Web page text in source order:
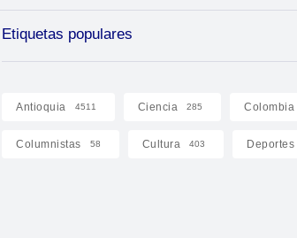
Etiquetas populares
Antioquia 4511 Ciencia 285 Colombia
Columnistas 58 Cultura 403 Deportes